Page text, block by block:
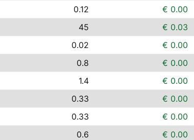
0.12 € 0.00
45 € 0.03
0.02 € 0.00
0.8 € 0.00
1.4 € 0.00
0.33 € 0.00
0.33 € 0.00
0.6 € 0.00